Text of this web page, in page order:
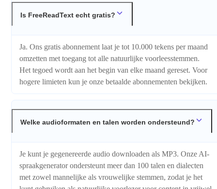
Is FreeReadText echt gratis?
Ja. Ons gratis abonnement laat je tot 10.000 tekens per maand
omzetten met toegang tot alle natuurlijke voorleesstemmen.
Het tegoed wordt aan het begin van elke maand gereset. Voor
hogere limieten kun je onze betaalde abonnementen bekijken.
Welke audioformaten en talen worden ondersteund?
Je kunt je gegenereerde audio downloaden als MP3. Onze AI-
spraakgenerator ondersteunt meer dan 100 talen en dialecten
met zowel mannelijke als vrouwelijke stemmen, zodat je het